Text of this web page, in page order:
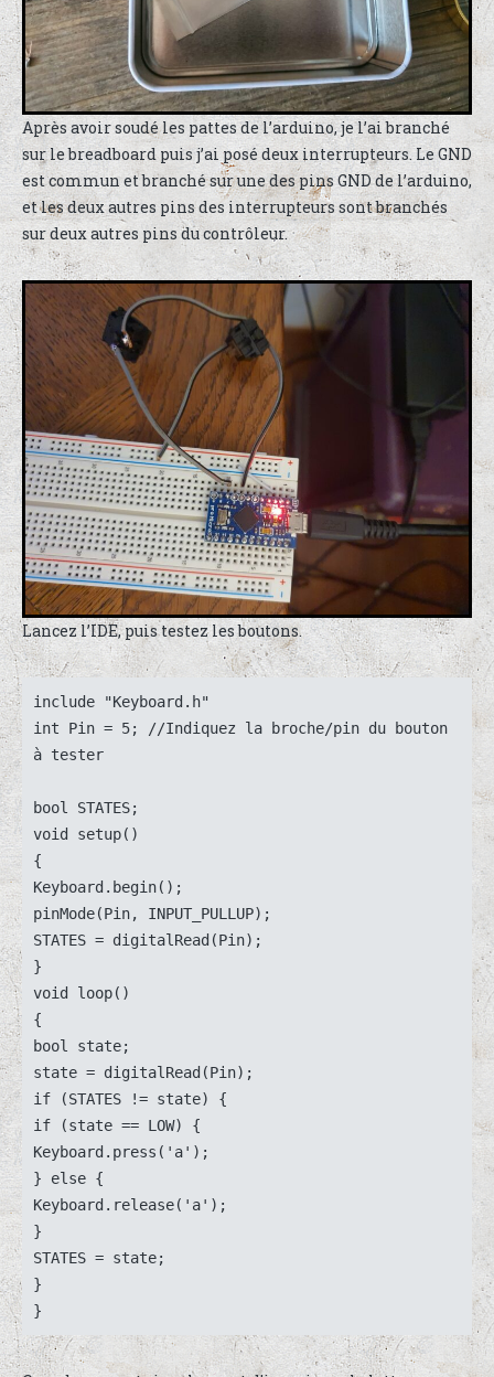
Après avoir soudé les pattes de l’arduino, je l’ai branché
sur le breadboard puis j’ai posé deux interrupteurs. Le GND
est commun et branché sur une des pins GND de l’arduino,
et les deux autres pins des interrupteurs sont branchés
sur deux autres pins du contrôleur.
Lancez l’IDE, puis testez les boutons.
include "Keyboard.h"
int Pin = 5; //Indiquez la broche/pin du bouton
à tester
bool STATES;
void setup()
{
Keyboard.begin();
pinMode(Pin, INPUT_PULLUP);
STATES = digitalRead(Pin);
}
void loop()
{
bool state;
state = digitalRead(Pin);
if (STATES != state) {
if (state == LOW) {
Keyboard.press('a');
} else {
Keyboard.release('a');
}
STATES = state;
}
}